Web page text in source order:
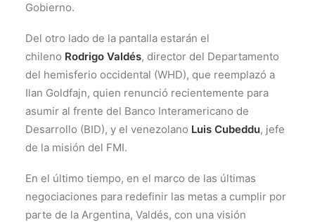
Gobierno.
Del otro lado de la pantalla estarán el
chileno Rodrigo Valdés, director del Departamento
del hemisferio occidental (WHD), que reemplazó a
Ilan Goldfajn, quien renunció recientemente para
asumir al frente del Banco Interamericano de
Desarrollo (BID), y el venezolano Luis Cubeddu, jefe
de la misión del FMI.
En el último tiempo, en el marco de las últimas
negociaciones para redefinir las metas a cumplir por
parte de la Argentina, Valdés, con una visión